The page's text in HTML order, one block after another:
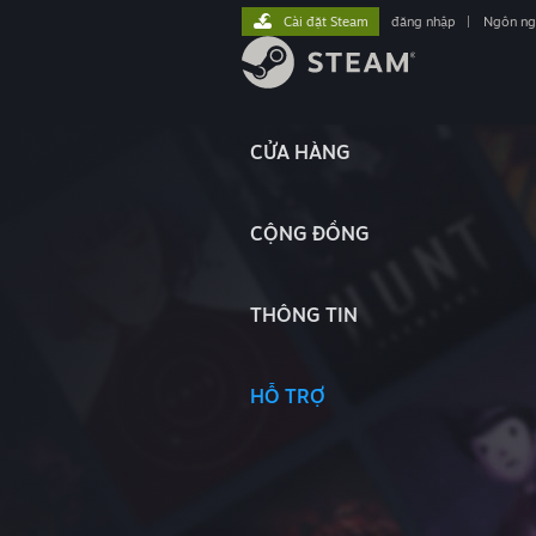
CỬA HÀNG
CỘNG ĐỒNG
THÔNG TIN
HỖ TRỢ
Cài đặt Steam đăng nhập Ngôn